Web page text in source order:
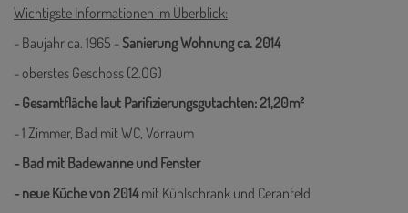
Wichtigste Informationen im Überblick:
- Baujahr ca. 1965 - Sanierung Wohnung ca. 2014
- oberstes Geschoss (2.OG)
- Gesamtfläche laut Parifizierungsgutachten: 21,20m²
- 1 Zimmer, Bad mit WC, Vorraum
- Bad mit Badewanne und Fenster
- neue Küche von 2014mit Kühlschrank und Ceranfeld